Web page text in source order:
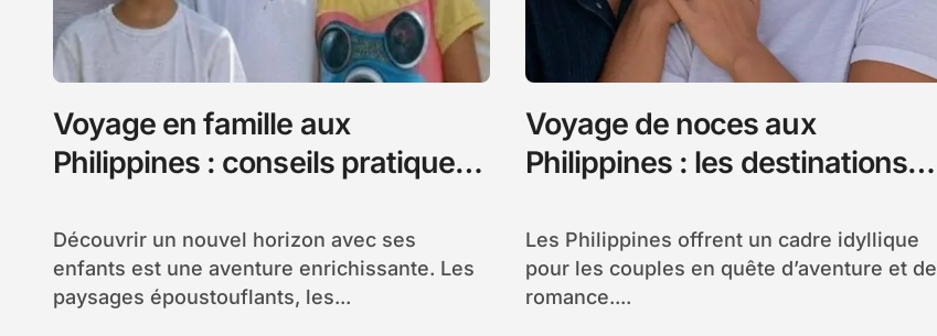
Voyage en famille aux
Philippines : conseils pratiques
Découvrir un nouvel horizon avec ses
enfants est une aventure enrichissante. Les
paysages époustouflants, les...
Voyage de noces aux
Philippines : les destinations
séjour inoubliable
Les Philippines offrent un cadre idyllique
pour les couples en quête d’aventure et de
romance....